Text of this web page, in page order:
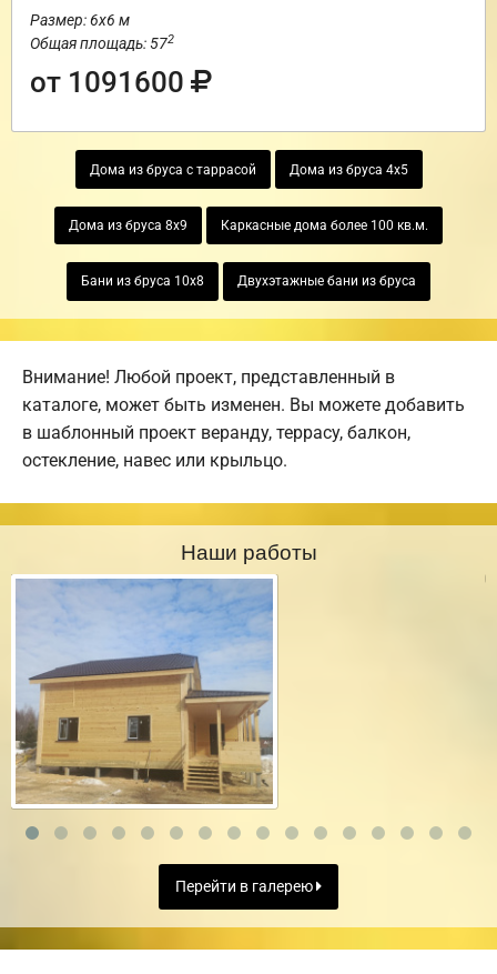
Размер: 6х6 м
Общая площадь: 572
от 1091600
Дома из бруса с таррасой Дома из бруса 4х5
Дома из бруса 8х9 Каркасные дома более 100 кв.м.
Бани из бруса 10х8 Двухэтажные бани из бруса
Внимание! Любой проект, представленный в
каталоге, может быть изменен. Вы можете добавить
в шаблонный проект веранду, террасу, балкон,
остекление, навес или крыльцо.
Наши работы
Перейти в галерею